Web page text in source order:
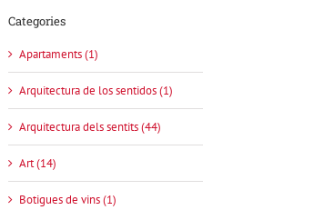
Categories
Apartaments (1)
Arquitectura de los sentidos (1)
Arquitectura dels sentits (44)
Art (14)
Botigues de vins (1)